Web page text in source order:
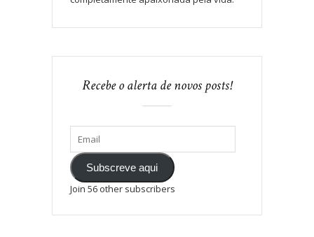
Recebe o alerta de novos posts!
Subscreve aqui
Join 56 other subscribers